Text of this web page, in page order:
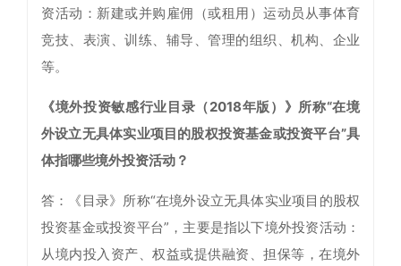
资活动：新建或并购雇佣（或租用）运动员从事体育
竞技、表演、训练、辅导、管理的组织、机构、企业
等。
《境外投资敏感行业目录（2018年版）》所称“在境
外设立无具体实业项目的股权投资基金或投资平台”具
体指哪些境外投资活动？
答：《目录》所称“在境外设立无具体实业项目的股权
投资基金或投资平台”，主要是指以下境外投资活动：
从境内投入资产、权益或提供融资、担保等，在境外